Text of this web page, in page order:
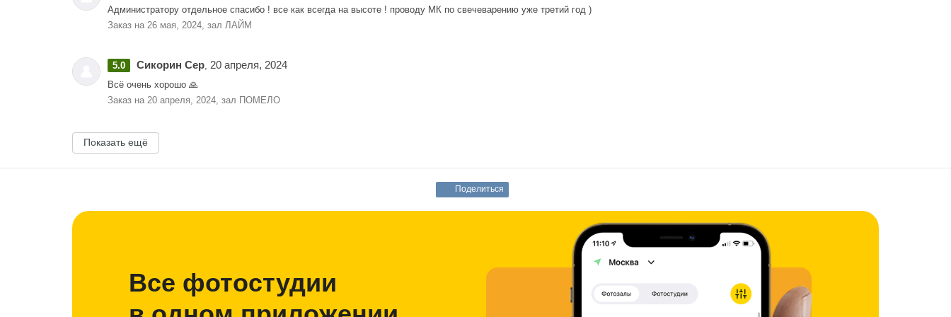
Администратору отдельное спасибо ! все как всегда на высоте ! проводу МК по свечеварению уже третий год )
Заказ на 26 мая, 2024, зал ЛАЙМ
5.0 Сикорин Сер, 20 апреля, 2024
Всё очень хорошо 🙏
Заказ на 20 апреля, 2024, зал ПОМЕЛО
Показать ещё
Поделиться
Все фотостудии